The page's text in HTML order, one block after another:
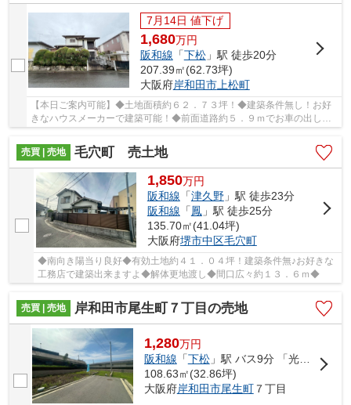
7月14日 値下げ
1,680万円
阪和線 「下松」駅 徒歩20分
207.39㎡(62.73坪)
大阪府岸和田市上松町
【本日ご案内可能】◆土地面積約６２．７３坪！◆建築条件無し！お好
きなハウスメーカーで建築可能！◆前面道路約５．９ｍでお車の出し入
売買 | 売地
毛穴町 売土地
1,850万円
阪和線 「津久野」駅 徒歩23分
阪和線 「鳳」駅 徒歩25分
135.70㎡(41.04坪)
大阪府堺市中区毛穴町
◆南向き陽当り良好◆有効土地約４１．０４坪！建築条件無♪お好きな
工務店で建築出来ますよ◆解体更地渡し◆間口広々約１３．６ｍ◆
売買 | 売地 岸和田市尾生町７丁目の売地
1,280万円
阪和線 「下松」駅 バス9分 「光明小学校前」 停歩4分
108.63㎡(32.86坪)
大阪府岸和田市尾生町７丁目